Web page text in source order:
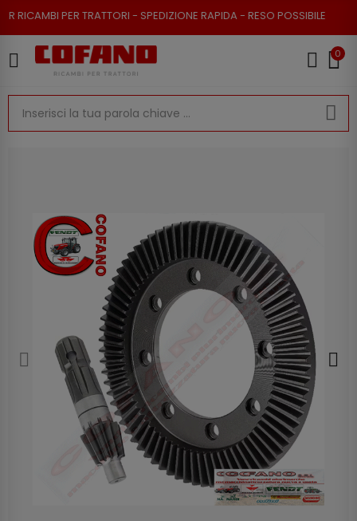
PER TRATTORI - SPEDIZIONE RAPIDA - RESO POSSIBILE
0